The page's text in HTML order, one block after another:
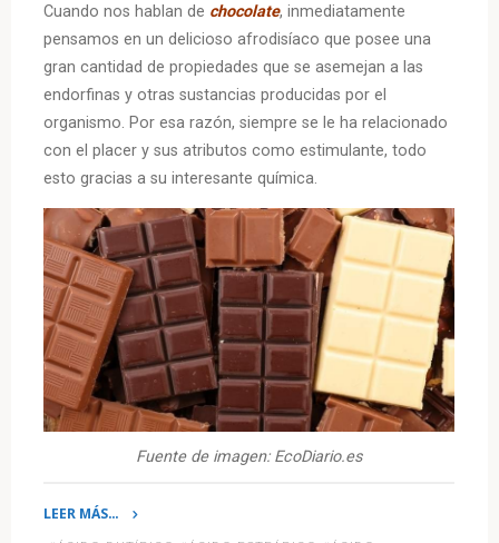
Cuando nos hablan de chocolate, inmediatamente
pensamos en un delicioso afrodisíaco que posee una
gran cantidad de propiedades que se asemejan a las
endorfinas y otras sustancias producidas por el
organismo. Por esa razón, siempre se le ha relacionado
con el placer y sus atributos como estimulante, todo
esto gracias a su interesante química.
Fuente de imagen: EcoDiario.es
LEER MÁS…
«La